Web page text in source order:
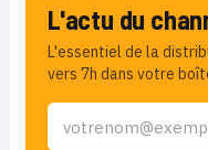
L'actu du
L'essentiel de la
vers 7h dans votre